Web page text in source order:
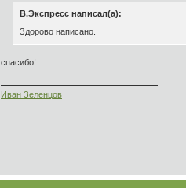
В.Экспресс написал(а):
Здорово написано.
спасибо!
Иван Зеленцов